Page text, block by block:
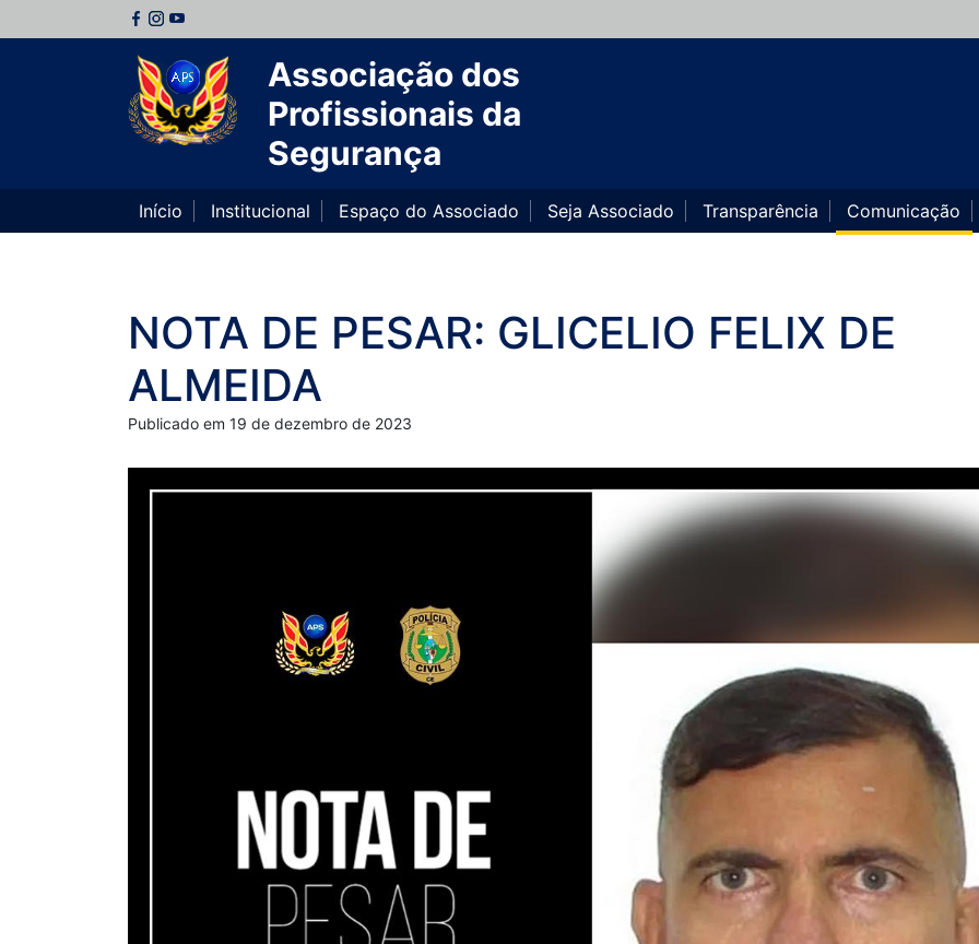
Associação dos
Profissionais da
Segurança
Início Institucional Espaço do Associado Seja Associado Transparência Comunicação
NOTA DE PESAR: GLICELIO FELIX DE
ALMEIDA
Publicado em 19 de dezembro de 2023